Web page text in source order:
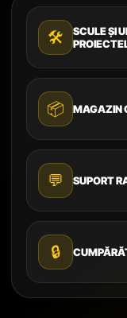
🛠️
SCULE ȘI
📦 MAGAZIN
💬 SUPORT
🔒